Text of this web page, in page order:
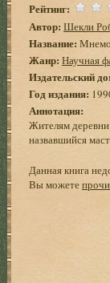
Рейтинг:
Автор: Шекли
Название:
Жанр: Научная
Издательский
Год издания:
Аннотация:
Жителям
назвавшийся
Данная книга
Вы можете